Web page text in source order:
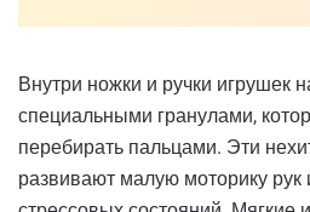
Внутри ножки и ручки игрушек
специальными гранулами,
перебирать пальцами. Эти
развивают малую моторику рук